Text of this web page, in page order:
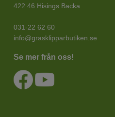
422 46 Hisings Backa
031-22 62 60
info@grasklipparbutiken.se
Se mer från oss!